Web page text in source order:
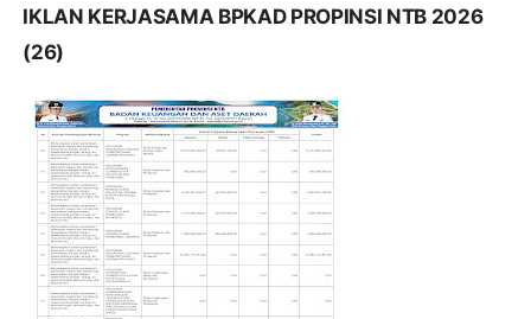
IKLAN KERJASAMA BPKAD PROPINSI NTB 2026
(26)